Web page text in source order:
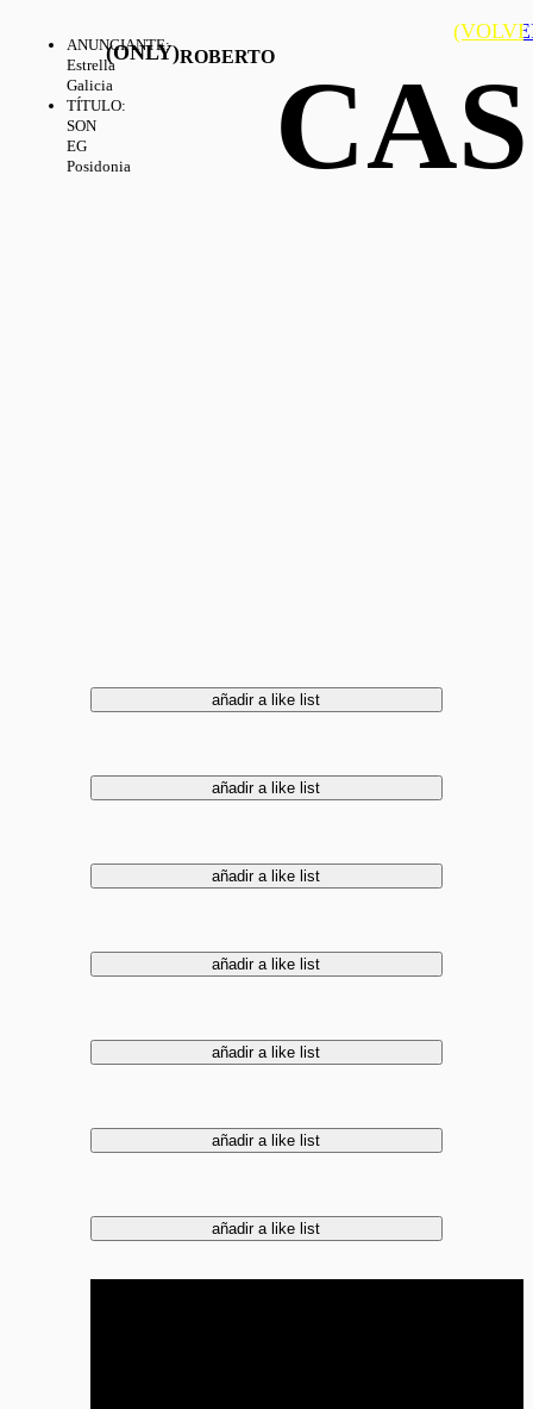
ANUNCIANTE:
Estrella
Galicia
TÍTULO:
SON
EG
Posidonia
(ONLY)ROBERTO
añadir a like list
añadir a like list
añadir a like list
añadir a like list
añadir a like list
añadir a like list
añadir a like list